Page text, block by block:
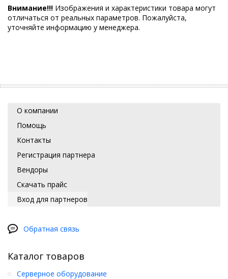
Внимание!!! Изображения и характеристики товара могут
отличаться от реальных параметров. Пожалуйста,
уточняйте информацию у менеджера.
О компании
Помощь
Контакты
Регистрация партнера
Вендоры
Скачать прайс
Вход для партнеров
Обратная связь
Каталог товаров
Серверное оборудование